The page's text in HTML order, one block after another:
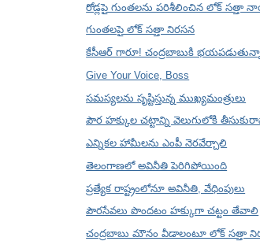
రోడ్లపై గుంతలను పరిశీలించిన లోక్ సత్తా
గుంతలపై లోక్ సత్తా నిరసన
కేసీఆర్ గారూ! చంద్రబాబుకి
Give Your Voice, Boss
సమస్యలను సృష్టిస్తున్న ముఖ్యమంత్రులు
పౌర హక్కుల చట్టాన్ని వెలుగులోకి
ఎన్నికల హామీలను ఎంపీ నెరవేర్చాలి
తెలంగాణలో అవినీతి పెరిగిపోయింది
ప్రత్యేక రాష్ట్రంలోనూ అవినీతి, వేధింపులు
పౌరసేవలు పొందటం హక్కుగా చట్టం తేవాలి
చంద్రబాబు మౌనం వీడాలంటూ లోక్ సత్తా